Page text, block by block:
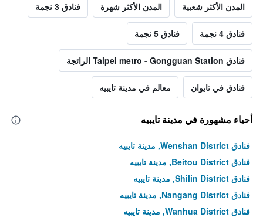
المدن الأكثر شعبية المدن الأكثر شهرة فنادق 3 نجمة
فنادق 4 نجمة فنادق 5 نجمة
فنادق Taipei metro - Gongguan Station الرائجة
فنادق في تايوان معالم في مدينة تايبيه
أحياء مشهورة في مدينة تايبيه
فنادق Wenshan District, مدينة تايبيه
فنادق Beitou District, مدينة تايبيه
فنادق Shilin District, مدينة تايبيه
فنادق Nangang District, مدينة تايبيه
فنادق Wanhua District, مدينة تايبيه